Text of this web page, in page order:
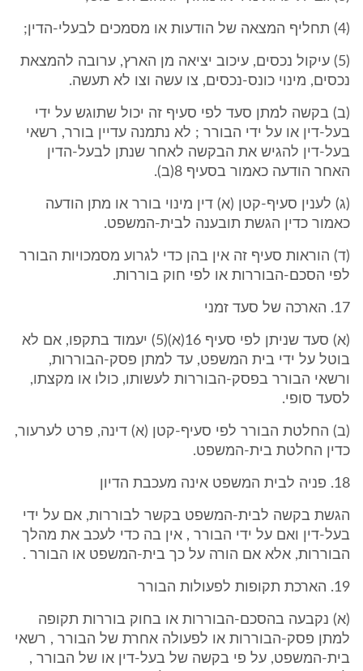
(4) תחליף המצאה של הודעות או מסמכים לבעלי-הדין;
(5) עיקול נכסים, עיכוב יציאה מן הארץ, ערובה להמצאת
נכסים, מינוי כונס-נכסים, צו עשה וצו לא תעשה.
(ב) בקשה למתן סעד לפי סעיף זה יכול שתוגש על ידי
בעל-דין או על ידי הבורר ; לא נתמנה עדיין בורר, רשאי
בעל-דין להגיש את הבקשה לאחר שנתן לבעל-הדין
האחר הודעה כאמור בסעיף 8(ב).
(ג) לענין סעיף-קטן (א) דין מינוי בורר או מתן הודעה
כאמור כדין הגשת תובענה לבית-המשפט.
(ד) הוראות סעיף זה אין בהן כדי לגרוע מסמכויות הבורר
לפי הסכם-הבוררות או לפי חוק בוררות.
17. הארכה של סעד זמני
(א) סעד שניתן לפי סעיף 16(א)(5) יעמוד בתקפו, אם לא
בוטל על ידי בית המשפט, עד למתן פסק-הבוררות,
ורשאי הבורר בפסק-הבוררות לעשותו, כולו או מקצתו,
לסעד סופי.
(ב) החלטת הבורר לפי סעיף-קטן (א) דינה, פרט לערעור,
כדין החלטת בית-המשפט.
18. פניה לבית המשפט אינה מעכבת הדיון
הגשת בקשה לבית-המשפט בקשר לבוררות, אם על ידי
בעל-דין ואם על ידי הבורר , אין בה כדי לעכב את מהלך
הבוררות, אלא אם הורה על כך בית-המשפט או הבורר .
19. הארכת תקופות לפעולות הבורר
(א) נקבעה בהסכם-הבוררות או בחוק בוררות תקופה
למתן פסק-הבוררות או לפעולה אחרת של הבורר , רשאי
בית-המשפט, על פי בקשה של בעל-דין או של הבורר ,